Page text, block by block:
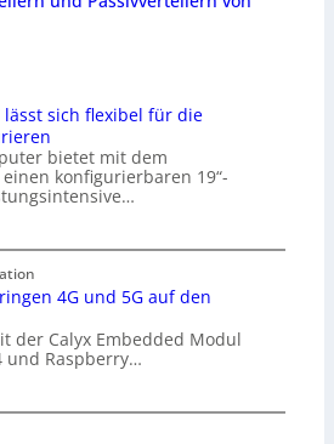
lässt sich flexibel für die
bietet mit dem
konfigurierbaren 19“-
4G und 5G auf den
der Calyx Embedded Modul
und Raspberry…